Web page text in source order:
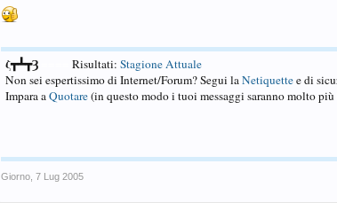
ζ┳┻┳Ȝ Risultati: Stagione Attuale
Non sei espertissimo di Internet/Forum? Segui laNetiquettee di
Impara aQuotare(in questo modo i tuoi messaggi saranno molto
Giorno 7 Lug 2005